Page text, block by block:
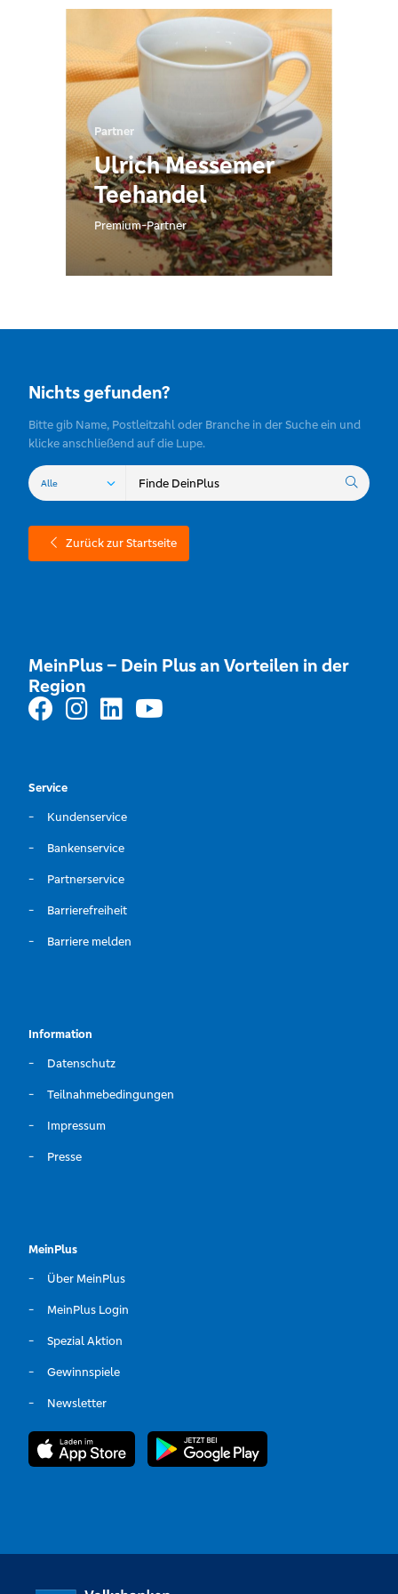
Partner
Ulrich Messemer
Teehandel
Premium-Partner
Nichts gefunden?
Bitte gib Name, Postleitzahl oder Branche in der Suche ein und
klicke anschließend auf die Lupe.
Zurück zur Startseite
MeinPlus – Dein Plus an Vorteilen in der
Region
Service
Kundenservice
Bankenservice
Partnerservice
Barrierefreiheit
Barriere melden
Information
Datenschutz
Teilnahmebedingungen
Impressum
Presse
MeinPlus
Über MeinPlus
MeinPlus Login
Spezial Aktion
Gewinnspiele
Newsletter